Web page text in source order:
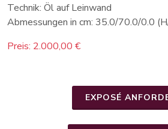
Technik: Öl auf Leinwand
Abmessungen in cm: 35.0/70.0/0.0
Preis: 2.000,00 €
EXPOSÉ